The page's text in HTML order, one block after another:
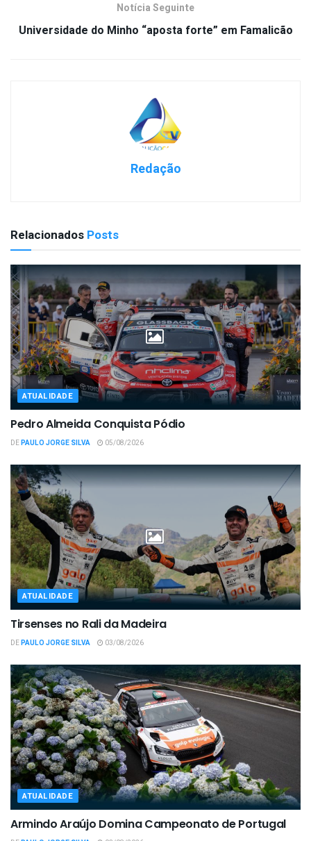
Notícia Seguinte
Universidade do Minho “aposta forte” em Famalicão
Redação
Relacionados Posts
ATUALIDADE
Pedro Almeida Conquista Pódio
DEPAULO JORGE SILVA 05/08/2026
ATUALIDADE
Tirsenses no Rali da Madeira
DEPAULO JORGE SILVA 03/08/2026
ATUALIDADE
Armindo Araújo Domina Campeonato de Portugal